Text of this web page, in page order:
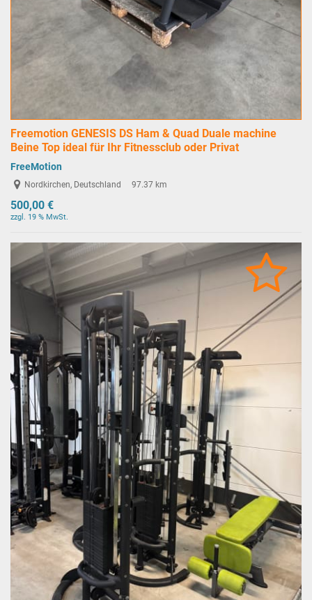
Freemotion GENESIS DS Ham & Quad Duale machine
Beine Top ideal für Ihr Fitnessclub oder Privat
FreeMotion
Nordkirchen, Deutschland 97.37 km
500,00 €
zzgl. 19 % MwSt.